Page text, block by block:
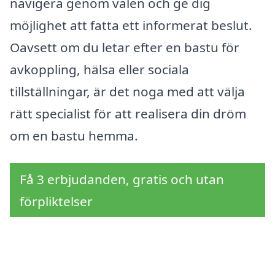
möjlighet att fatta ett informerat beslut.
Oavsett om du letar efter en bastu för
avkoppling, hälsa eller sociala
tillställningar, är det noga med att välja
rätt specialist för att realisera din dröm
om en bastu hemma.
Få 3 erbjudanden, gratis och utan
förpliktelser